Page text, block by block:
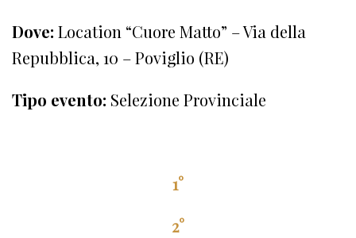
Dove: Location “Cuore Matto” – Via della
Repubblica, 10 – Poviglio (RE)
Tipo evento: Selezione Provinciale
1°
2°